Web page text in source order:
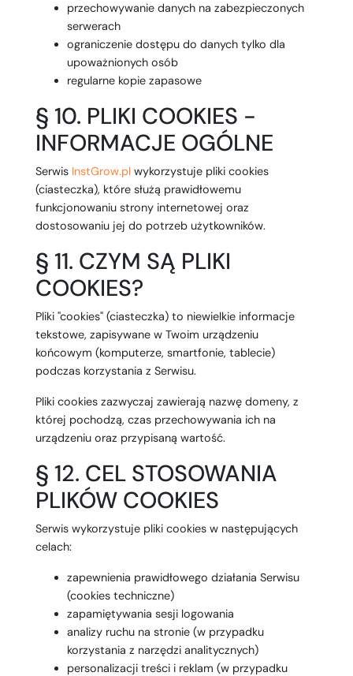
przechowywanie danych na zabezpieczonych
serwerach
ograniczenie dostępu do danych tylko dla
upoważnionych osób
regularne kopie zapasowe
§ 10. PLIKI COOKIES -
INFORMACJE OGÓLNE
Serwis InstGrow.pl wykorzystuje pliki cookies
(ciasteczka), które służą prawidłowemu
funkcjonowaniu strony internetowej oraz
dostosowaniu jej do potrzeb użytkowników.
§ 11. CZYM SĄ PLIKI
COOKIES?
Pliki "cookies" (ciasteczka) to niewielkie informacje
tekstowe, zapisywane w Twoim urządzeniu
końcowym (komputerze, smartfonie, tablecie)
podczas korzystania z Serwisu.
Pliki cookies zazwyczaj zawierają nazwę domeny, z
której pochodzą, czas przechowywania ich na
urządzeniu oraz przypisaną wartość.
§ 12. CEL STOSOWANIA
PLIKÓW COOKIES
Serwis wykorzystuje pliki cookies w następujących
celach:
zapewnienia prawidłowego działania Serwisu
(cookies techniczne)
zapamiętywania sesji logowania
analizy ruchu na stronie (w przypadku
korzystania z narzędzi analitycznych)
personalizacji treści i reklam (w przypadku